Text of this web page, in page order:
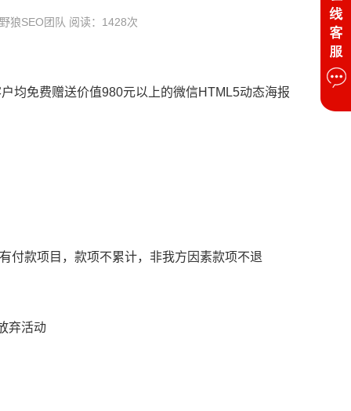
狼SEO团队 阅读： 1428次
均免费赠送价值980元以上的微信HTML5动态海报
付款项目，款项不累计，非我方因素款项不退
弃活动